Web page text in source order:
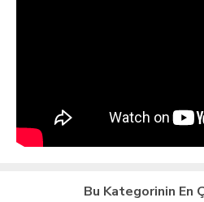
Bu Kategorinin En